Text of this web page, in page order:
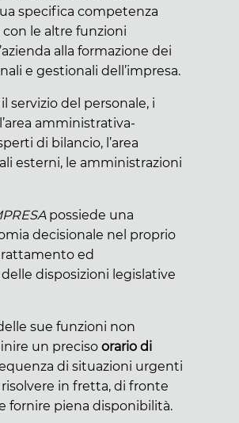
specifica competenza
con le altre funzioni
alla formazione dei
e gestionali dell’impresa.
il servizio del personale, i
amministrativa-
di bilancio, l’area
esterni, le amministrazioni
possiede una
decisionale nel proprio
ed
disposizioni legislative
sue funzioni non
un preciso orario di
di situazioni urgenti
in fretta, di fronte
fornire piena disponibilità.